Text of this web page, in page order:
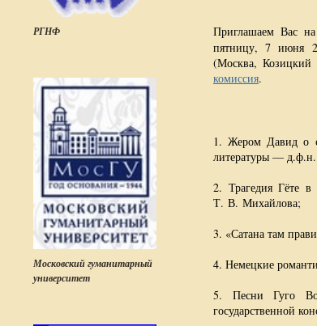
РГНФ
Московский гуманитарный
университет
Приглашаем Вас
пятницу, 7 июня
(Москва, Козицкий
комиссия.
1. Жером Давид о
литературы —
2. Трагедия Гёте
Т. В. Михайлова;
3. «Сатана там
4. Немецкие
5. Песни Гуго
государственной